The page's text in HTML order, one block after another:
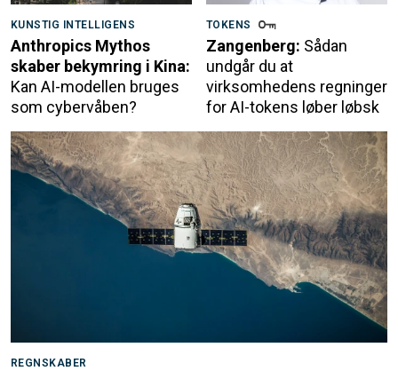
KUNSTIG INTELLIGENS
Anthropics Mythos
skaber bekymring i Kina:
Kan AI-modellen bruges
som cybervåben?
TOKENS
Zangenberg: Sådan
undgår du at
virksomhedens regninger
for AI-tokens løber løbsk
REGNSKABER